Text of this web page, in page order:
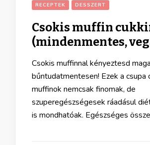
RECEPTEK DESSZERT
Csokis muffin
(mindenmentes,
Csokis muffinnal kényeztesd
bűntudatmentesen! Ezek a csupa
muffinok nemcsak finomak, de
szuperegészségesek ráadásul
is mondhatóak. Egészséges